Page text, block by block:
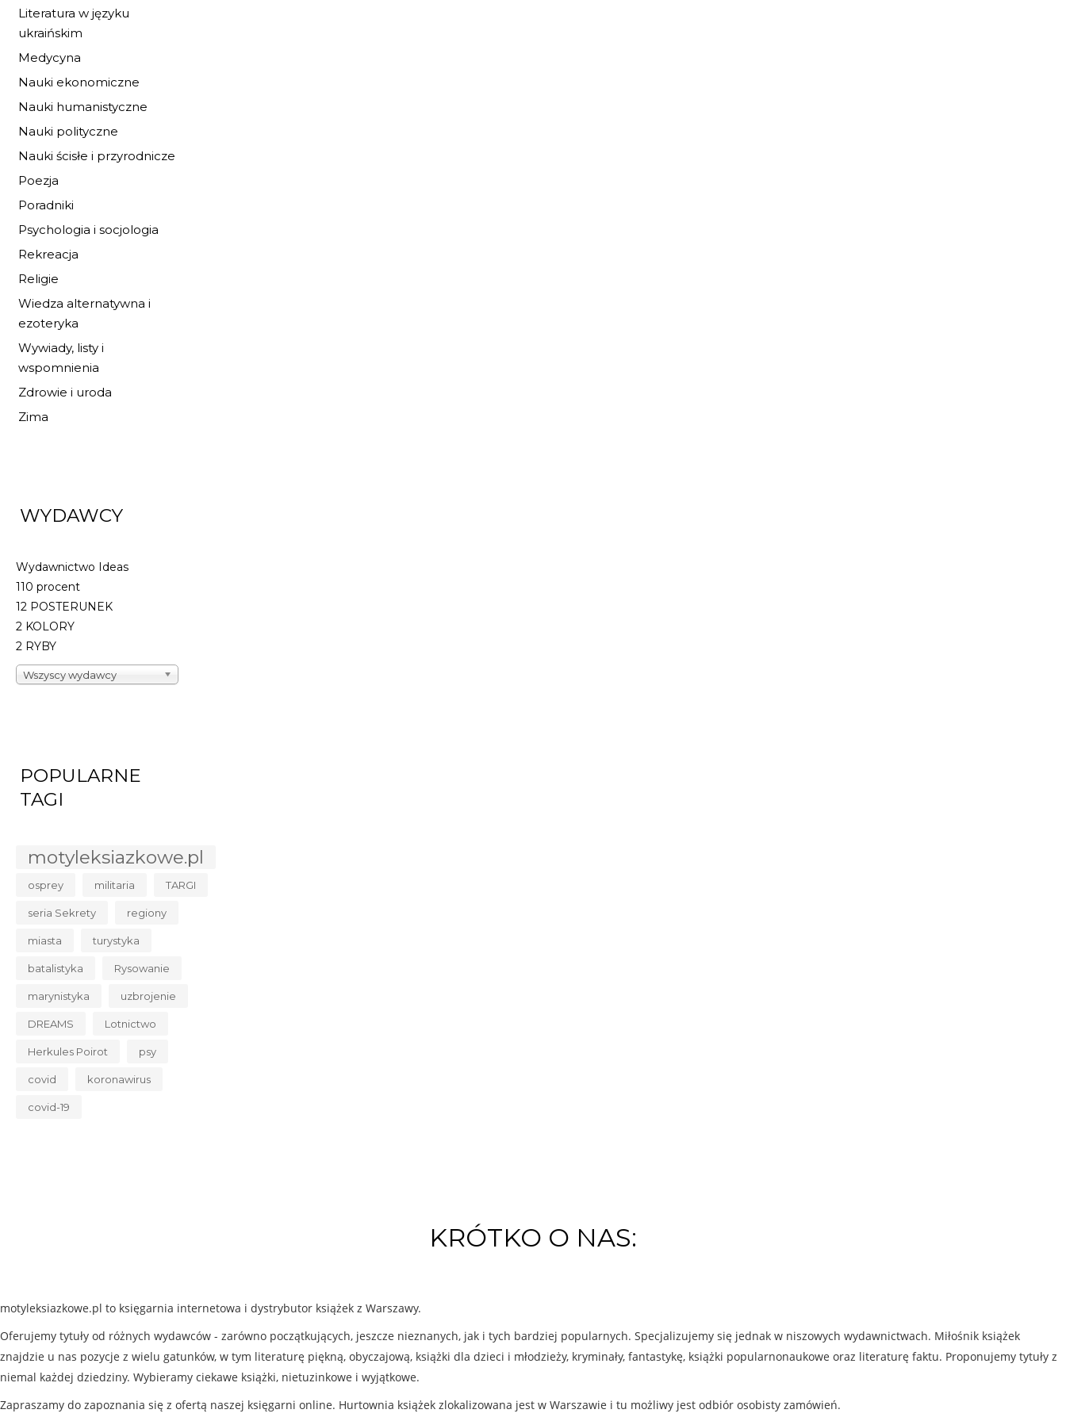
Literatura w języku
ukraińskim
Medycyna
Nauki ekonomiczne
Nauki humanistyczne
Nauki polityczne
Nauki ścisłe i przyrodnicze
Poezja
Poradniki
Psychologia i socjologia
Rekreacja
Religie
Wiedza alternatywna i
ezoteryka
Wywiady, listy i
wspomnienia
Zdrowie i uroda
Zima
WYDAWCY
Wydawnictwo Ideas
110 procent
12 POSTERUNEK
2 KOLORY
2 RYBY
Wszyscy wydawcy
POPULARNE
TAGI
motyleksiazkowe.pl
osprey militaria TARGI
seria Sekrety regiony
miasta turystyka
batalistyka Rysowanie
marynistyka uzbrojenie
DREAMS Lotnictwo
Herkules Poirot psy
covid koronawirus
covid-19
KRÓTKO O NAS:
motyleksiazkowe.pl to księgarnia internetowa i dystrybutor książek z Warszawy.
Oferujemy tytuły od różnych wydawców - zarówno początkujących, jeszcze nieznanych, jak i tych bardziej popularnych. Specjalizujemy się jednak w niszowych wydawnictwach. Miłośnik książek
znajdzie u nas pozycje z wielu gatunków, w tym literaturę piękną, obyczajową, książki dla dzieci i młodzieży, kryminały, fantastykę, książki popularnonaukowe oraz literaturę faktu. Proponujemy tytuły z
niemal każdej dziedziny. Wybieramy ciekawe książki, nietuzinkowe i wyjątkowe.
Zapraszamy do zapoznania się z ofertą naszej księgarni online. Hurtownia książek zlokalizowana jest w Warszawie i tu możliwy jest odbiór osobisty zamówień.